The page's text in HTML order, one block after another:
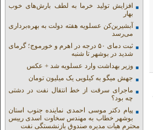
افزایش تولید خرما به لطف بارش‌های خوب
بهار
آبشیرین‌کن عسلویه هفته دولت به بهره‌برداری
می‌رسد
ثبت دمای ۵۰ درجه در اهرم و خورموج؛ گرمای
شدید در بوشهر تا شنبه
وزیر بهداشت وارد عسلویه شد + عکس
جهش میگو به کیلویی یک میلیون تومان
ماجرای سرقت از خط انتقال نفت در دشتی
چه بود؟
پیام دکتر موسی احمدی نماینده جنوب استان
بوشهر خطاب به مهندس سخاوت اسدی رییس
محترم هیات مدیره صندوق بازنشستگی نفت